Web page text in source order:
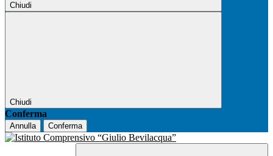
Chiudi
Chiudi
Conferma
Annulla Conferma